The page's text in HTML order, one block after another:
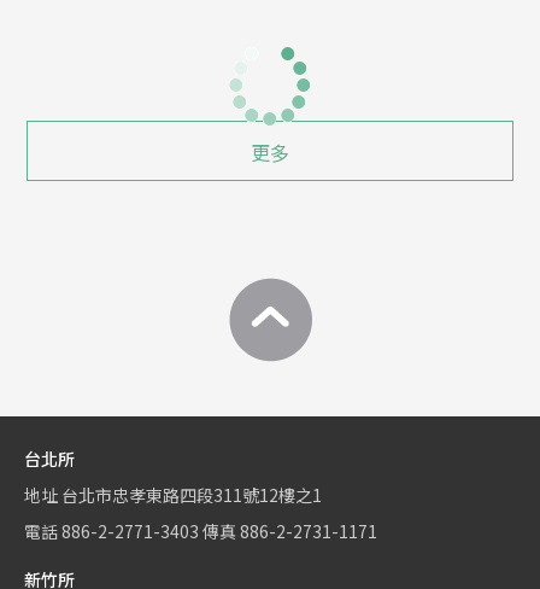
更多
台北所
地址 台北市忠孝東路四段311號12樓之1
電話886-2-2771-3403 傳真 886-2-2731-1171
新竹所